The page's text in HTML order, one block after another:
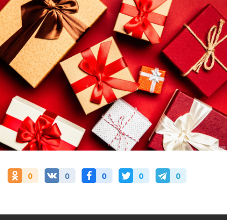
0 0 0 0 0